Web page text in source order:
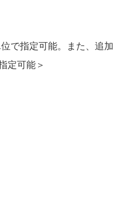
で指定可能。また、追加
定可能＞